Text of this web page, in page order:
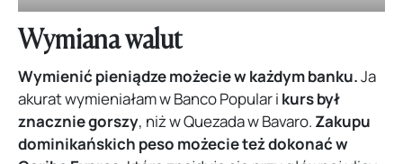
Wymiana walut
Wymienić pieniądze możecie w każdym banku.Ja
akurat wymieniałam w Banco Popular i kurs był
znacznie gorszy, niż w Quezada w Bavaro. Zakupu
dominikańskich peso możecie też dokonać w